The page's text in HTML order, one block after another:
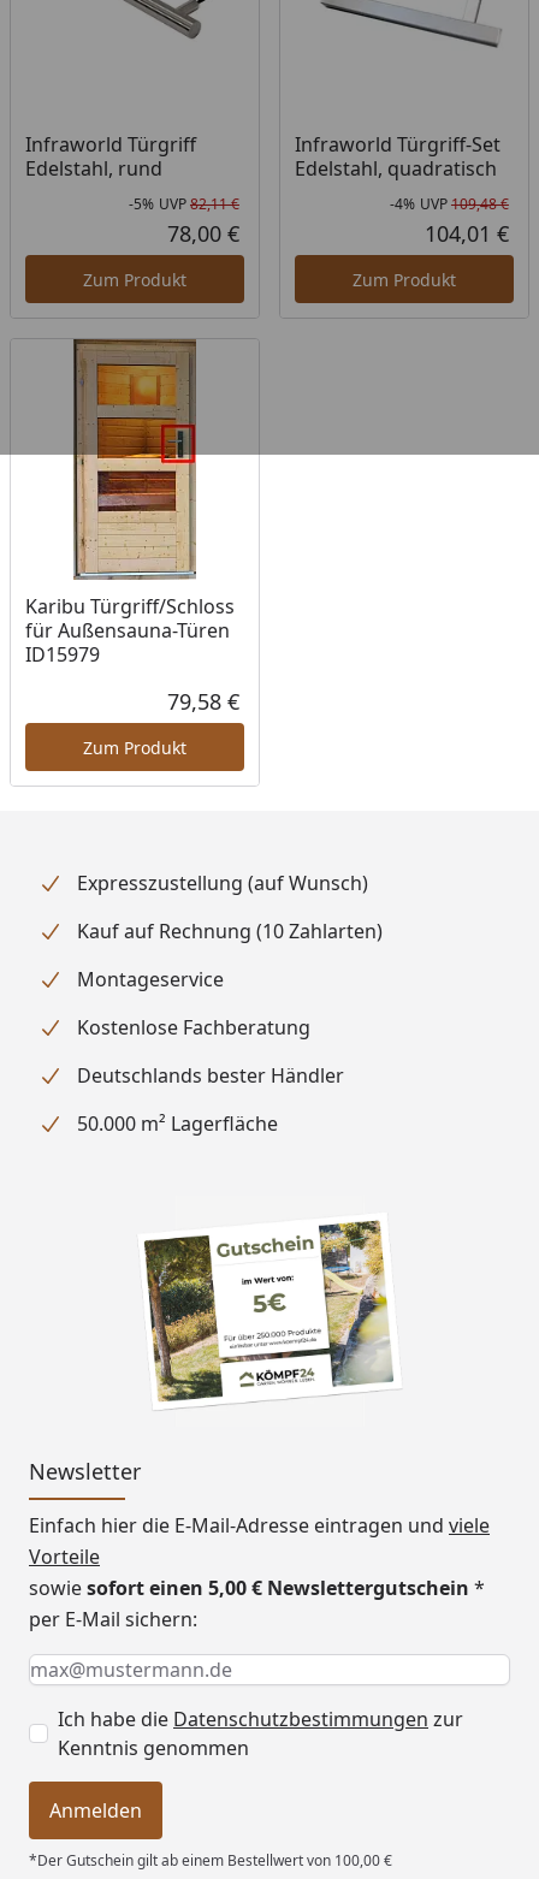
Infraworld Türgriff
Edelstahl, rund
Rabatt in Prozent
-5%
Ursprünglicher Preis
UVP82,11 €
Aktueller Preis
78,00 €
Zum Produkt
Infraworld Türgriff-Set
Edelstahl, quadratisch
-4% UVP109,48 €
104,01 €
Zum Produkt
Karibu Türgriff/Schloss
für Außensauna-Türen
ID15979
Aktueller Preis
79,58 €
Zum Produkt
Expresszustellung (auf Wunsch)
Kauf auf Rechnung (10 Zahlarten)
Montageservice
Kostenlose Fachberatung
Deutschlands bester Händler
50.000 m² Lagerfläche
Newsletter
Einfach hier die E-Mail-Adresse eintragen und viele
Vorteile
sowiesofort einen 5,00 € Newslettergutschein *
per E-Mail sichern:
Keine Eingabe erforderlich
Eingabe erforderlich
E-Mail *
Ich habe die Datenschutzbestimmungen zur
Kenntnis genommen
Anmelden
*Der Gutschein gilt ab einem Bestellwert von 100,00 €